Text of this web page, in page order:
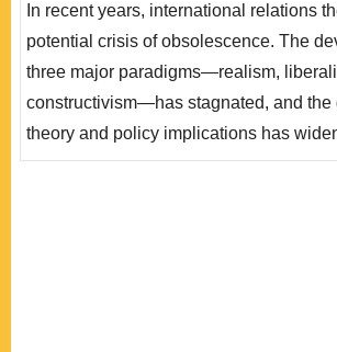
預測到中國的崛起對國際政治所造成的
開始反思過去對華交往政策的國際關係
的研究者而言，隨著從事中國大陸研究
中國外交是否還能像過去那樣地依賴國
In recent years, international relations
potential crisis of obsolescence. The
three major paradigms—realism,
constructivism—has stagnated, and the
theory and policy implications has
research guided by middle-range